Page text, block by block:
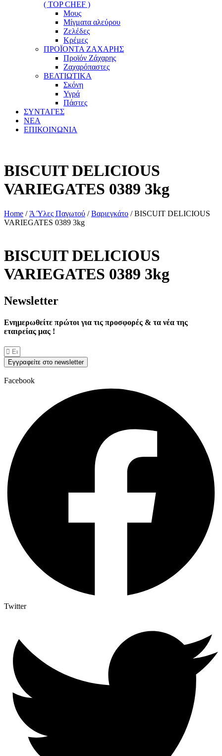
( TOP CHEF )
Μους
Μίγματα αλεύρου
Ζελέδες
Κρέμες
ΠΡΟΪΟΝΤΑ ΖΑΧΑΡΗΣ
Προϊόν Ζάχαρης
Ζαχαρόπαστες
ΒΕΛΤΙΩΤΙΚΑ
Σκόνη
Υγρά
Πάστες
ΣΥΝΤΑΓΕΣ
ΝΕΑ
ΕΠΙΚΟΙΝΩΝΙΑ
BISCUIT DELICIOUS
VARIEGATES 0389 3kg
Home / Ά Ύλες Παγωτού /Βαριεγκάτο / BISCUIT DELICIOUS
VARIEGATES 0389 3kg
BISCUIT DELICIOUS
VARIEGATES 0389 3kg
Νewsletter
Ενημερωθείτε πρώτοι για τις προσφορές & τα νέα της
εταιρείας μας !
Εγγραφείτε στο newsletter
Facebook
Twitter